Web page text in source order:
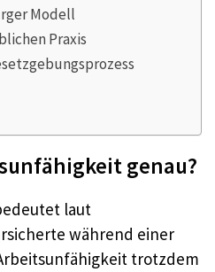
Modell
Praxis
genau?
laut
während einer
trotzdem